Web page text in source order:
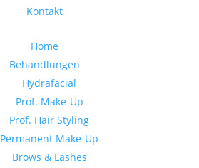
Kontakt
Home
Behandlungen
Hydrafacial
Prof. Make-Up
Prof. Hair Styling
Permanent Make-Up
Brows & Lashes